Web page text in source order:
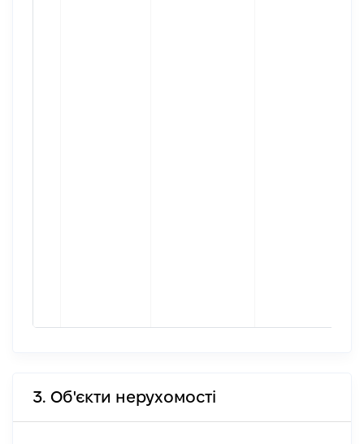
3. Об'єкти нерухомості